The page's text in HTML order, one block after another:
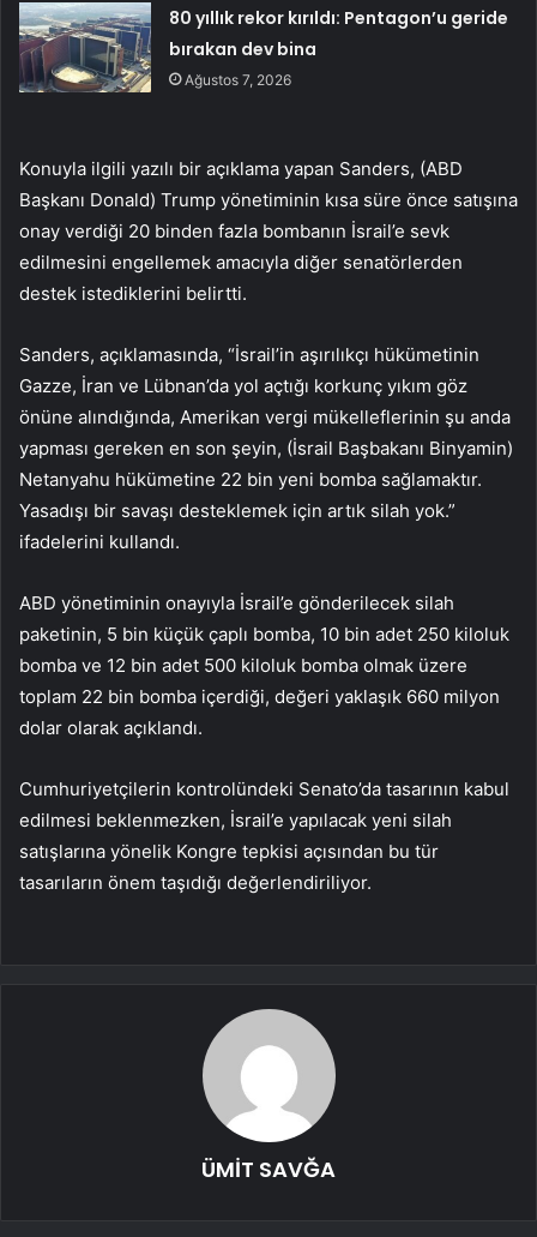
80 yıllık rekor kırıldı: Pentagon’u geride
bırakan dev bina
Ağustos 7, 2026
Konuyla ilgili yazılı bir açıklama yapan Sanders, (ABD
Başkanı Donald) Trump yönetiminin kısa süre önce satışına
onay verdiği 20 binden fazla bombanın İsrail’e sevk
edilmesini engellemek amacıyla diğer senatörlerden
destek istediklerini belirtti.
Sanders, açıklamasında, “İsrail’in aşırılıkçı hükümetinin
Gazze, İran ve Lübnan’da yol açtığı korkunç yıkım göz
önüne alındığında, Amerikan vergi mükelleflerinin şu anda
yapması gereken en son şeyin, (İsrail Başbakanı Binyamin)
Netanyahu hükümetine 22 bin yeni bomba sağlamaktır.
Yasadışı bir savaşı desteklemek için artık silah yok.”
ifadelerini kullandı.
ABD yönetiminin onayıyla İsrail’e gönderilecek silah
paketinin, 5 bin küçük çaplı bomba, 10 bin adet 250 kiloluk
bomba ve 12 bin adet 500 kiloluk bomba olmak üzere
toplam 22 bin bomba içerdiği, değeri yaklaşık 660 milyon
dolar olarak açıklandı.
Cumhuriyetçilerin kontrolündeki Senato’da tasarının kabul
edilmesi beklenmezken, İsrail’e yapılacak yeni silah
satışlarına yönelik Kongre tepkisi açısından bu tür
tasarıların önem taşıdığı değerlendiriliyor.
ÜMİT SAVĞA